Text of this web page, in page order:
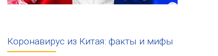
Коронавирус из Китая: факты и мифы